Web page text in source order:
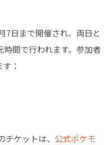
7日まで開催され、両日と
間で行われます。参加者
：
ケットは、 公式ポケモ